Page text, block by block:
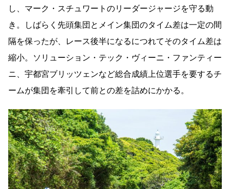
し、マーク・スチュワートのリーダージャージを守る動
き。しばらく先頭集団とメイン集団のタイム差は一定の間
隔を保ったが、レース後半になるにつれてそのタイム差は
縮小。ソリューション・テック・ヴィーニ・ファンティー
ニ、宇都宮ブリッツェンなど総合成績上位選手を要するチ
ームが集団を牽引して前との差を詰めにかかる。